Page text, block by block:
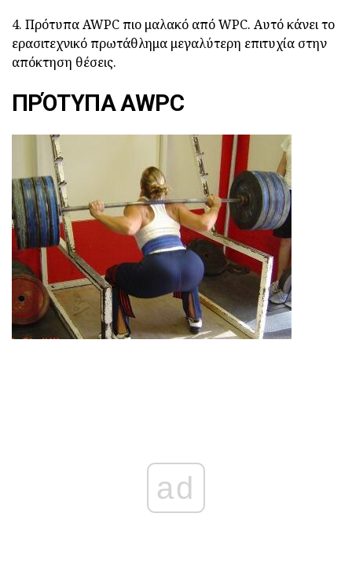
4. Πρότυπα AWPC πιο μαλακό από WPC. Αυτό κάνει το
ερασιτεχνικό πρωτάθλημα μεγαλύτερη επιτυχία στην
απόκτηση θέσεις.
ΠΡΌΤΥΠΑ AWPC
ad